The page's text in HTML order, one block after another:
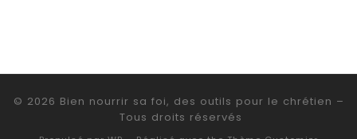
© 2026 Bien nourrir sa foi, des outils pour le chrétien –
Tous droits réservés